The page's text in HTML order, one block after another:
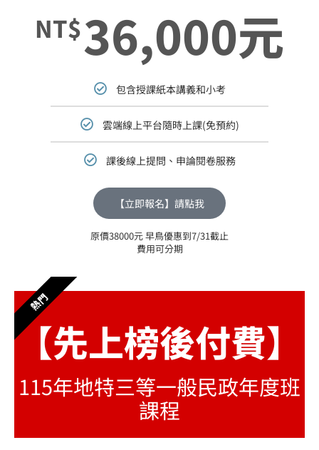
NT$36,000元
包含授課紙本講義和小考
雲端線上平台隨時上課(免預約)
課後線上提問、申論閱卷服務
【立即報名】請點我
原價38000元 早鳥優惠到7/31截止
費用可分期
熱門
【先上榜後付費】
115年地特三等一般民政年度班
課程